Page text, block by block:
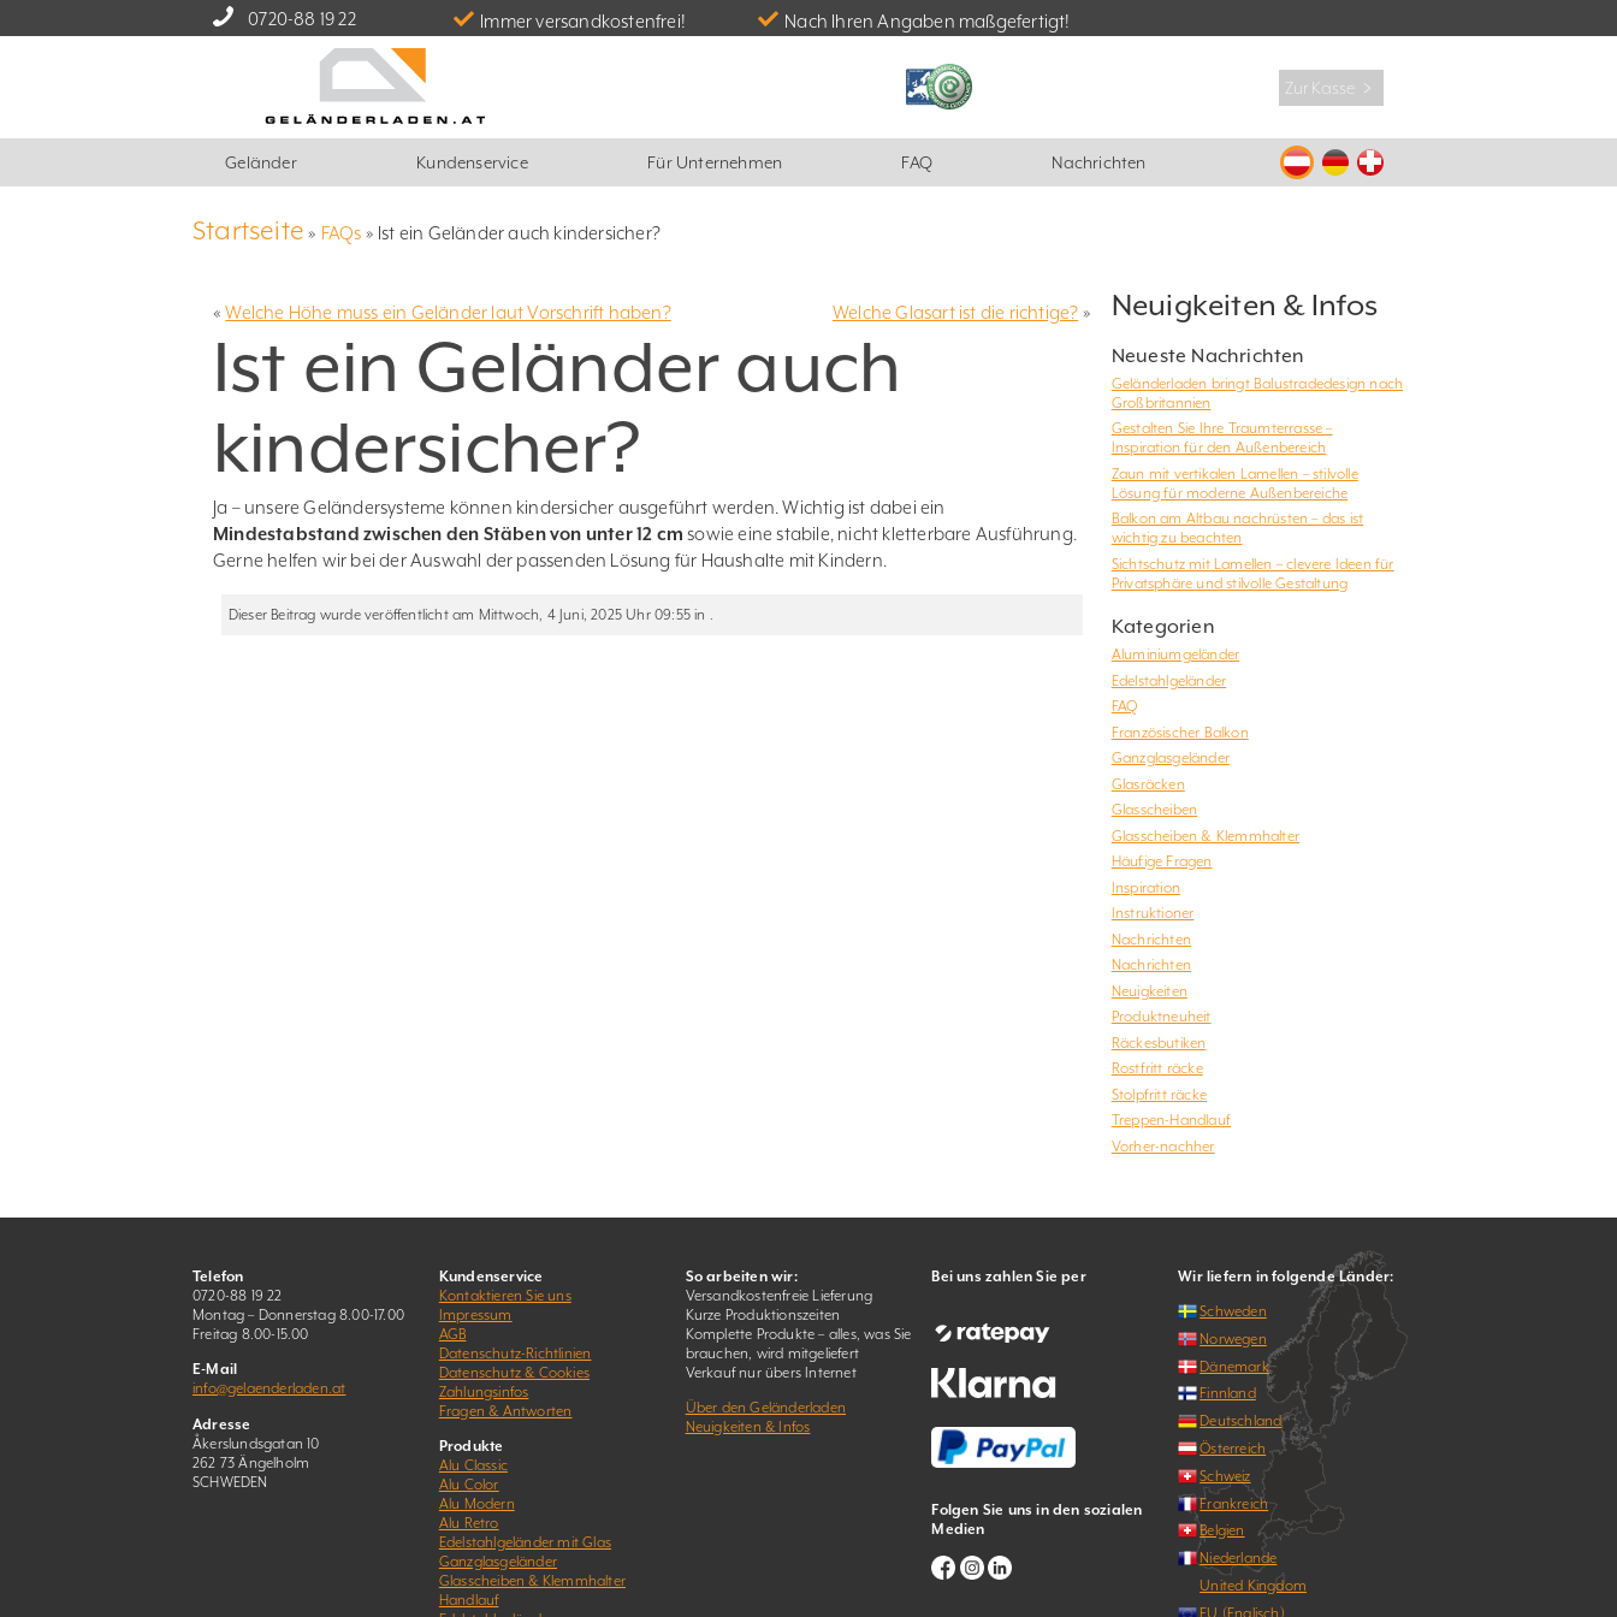
0720-88 19 22 Immer versandkostenfrei! Nach Ihren Angaben maßgefertigt!
Zur Kasse ﹥
Geländer Kundenservice Für Unternehmen FAQ Nachrichten
Startseite » FAQs » Ist ein Geländer auch kindersicher?
«Welche Höhe muss ein Geländer laut Vorschrift haben? Welche Glasart ist die richtige? »
Ist ein Geländer auch
kindersicher?
Ja – unsere Geländersysteme können kindersicher ausgeführt werden. Wichtig ist dabei ein
Mindestabstand zwischen den Stäben von unter 12 cm sowie eine stabile, nicht kletterbare Ausführung.
Gerne helfen wir bei der Auswahl der passenden Lösung für Haushalte mit Kindern.
Dieser Beitrag wurde veröffentlicht am Mittwoch, 4 Juni, 2025 Uhr 09:55 in .
Neuigkeiten & Infos
Neueste Nachrichten
Geländerladen bringt Balustradedesign nach
Großbritannien
Gestalten Sie Ihre Traumterrasse –
Inspiration für den Außenbereich
Zaun mit vertikalen Lamellen – stilvolle
Lösung für moderne Außenbereiche
Balkon am Altbau nachrüsten – das ist
wichtig zu beachten
Sichtschutz mit Lamellen – clevere Ideen für
Privatsphäre und stilvolle Gestaltung
Kategorien
Aluminiumgeländer
Edelstahlgeländer
FAQ
Französischer Balkon
Ganzglasgeländer
Glasräcken
Glasscheiben
Glasscheiben & Klemmhalter
Häufige Fragen
Inspiration
Instruktioner
Nachrichten
Nachrichten
Neuigkeiten
Produktneuheit
Räckesbutiken
Rostfritt räcke
Stolpfritt räcke
Treppen-Handlauf
Vorher-nachher
Telefon
0720-88 19 22
Montag – Donnerstag 8.00-17.00
Freitag 8.00-15.00
E-Mail
info@gelaenderladen.at
Adresse
Åkerslundsgatan 10
262 73 Ängelholm
SCHWEDEN
Kundenservice
Kontaktieren Sie uns
Impressum
AGB
Datenschutz-Richtlinien
Datenschutz & Cookies
Zahlungsinfos
Fragen & Antworten
Produkte
Alu Classic
Alu Color
Alu Modern
Alu Retro
Edelstahlgeländer mit Glas
Ganzglasgeländer
Glasscheiben & Klemmhalter
Handlauf
So arbeiten wir:
Versandkostenfreie Lieferung
Kurze Produktionszeiten
Komplette Produkte – alles, was Sie
brauchen, wird mitgeliefert
Verkauf nur übers Internet
Über den Geländerladen
Neuigkeiten & Infos
Bei uns zahlen Sie per
Folgen Sie uns in den sozialen
Medien
Wir liefern in folgende Länder:
Schweden
Norwegen
Dänemark
Finnland
Deutschland
Österreich
Schweiz
Frankreich
Belgien
Niederlande
United Kingdom
EU (Englisch)